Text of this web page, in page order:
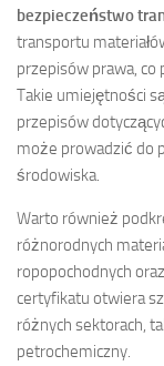
bezpieczeństwo
transportu
przepisów prawa, co
Takie umiejętności
przepisów
może prowadzić do
środowiska.
Warto również
różnorodnych
ropopochodnych
certyfikatu otwiera
różnych sektorach,
petrochemiczny.